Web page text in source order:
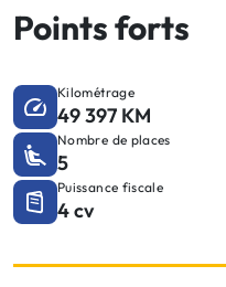
Points forts
Kilométrage
49 397 KM
Nombre de places
5
Puissance fiscale
4 cv